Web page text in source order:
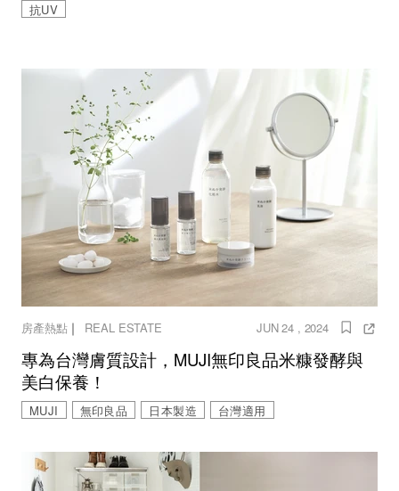
抗UV
房產熱點｜ REAL ESTATE JUN 24 , 2024
專為台灣膚質設計，MUJI無印良品米糠發酵與
美白保養！
MUJI 無印良品 日本製造 台灣適用